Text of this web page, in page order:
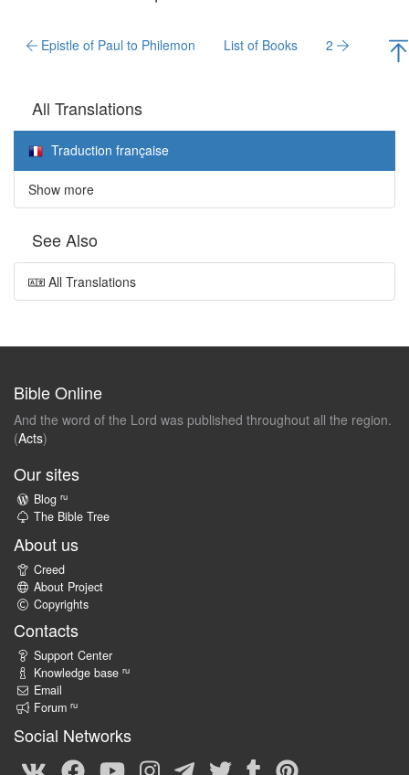
Epistle of Paul to Philemon List of Books 2
All Translations
Traduction française
Show more
See Also
All Translations
Bible Online
And the word of the Lord was published throughout all the region.
(Acts)
Our sites
Blog ru
The Bible Tree
About us
Creed
About Project
Copyrights
Contacts
Support Center
Knowledge base ru
Email
Forum ru
Social Networks